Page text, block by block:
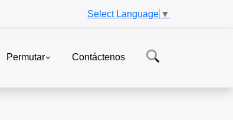
Select Language ▼
Permutar Contáctenos